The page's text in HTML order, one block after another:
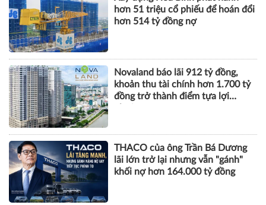
hơn 51 triệu cổ phiếu để hoán đổi
hơn 514 tỷ đồng nợ
Novaland báo lãi 912 tỷ đồng,
khoản thu tài chính hơn 1.700 tỷ
đồng trở thành điểm tựa lợi
THACO của ông Trần Bá Dương
lãi lớn trở lại nhưng vẫn "gánh"
khối nợ hơn 164.000 tỷ đồng